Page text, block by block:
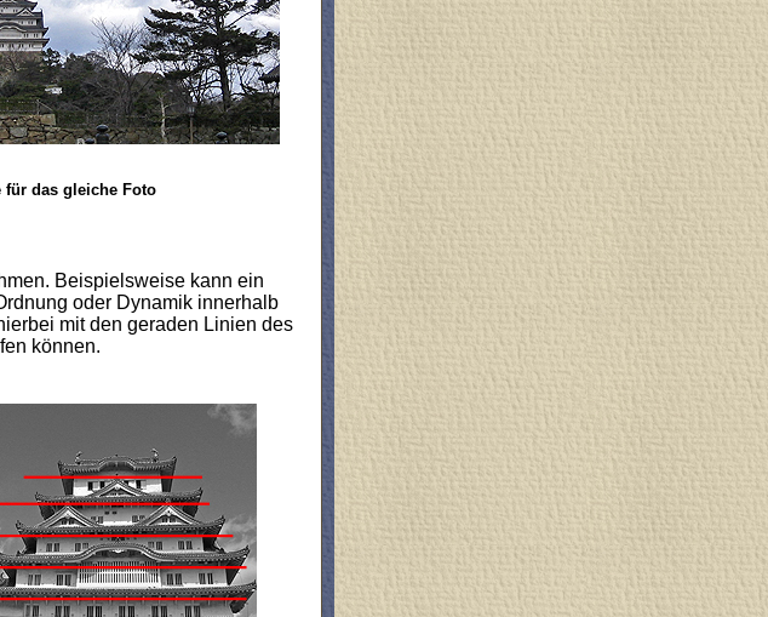
für das gleiche Foto
Beispielsweise kann ein
oder Dynamik innerhalb
mit den geraden Linien des
können.